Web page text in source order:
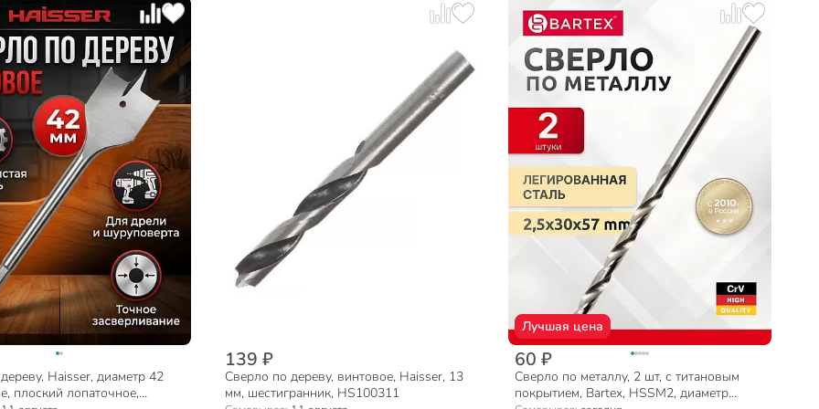
Haisser, диаметр 42
плоский лопаточное,
139 ₽
Сверло по дереву, винтовое, Haisser, 13
мм, шестигранник, HS100311
Лучшая цена
60 ₽
Сверло по металлу, 2 шт, с титановым
покрытием, Bartex, HSSM2, диаметр